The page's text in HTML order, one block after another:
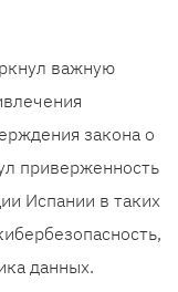
важную
закона о
приверженность
Испании в таких
данных.